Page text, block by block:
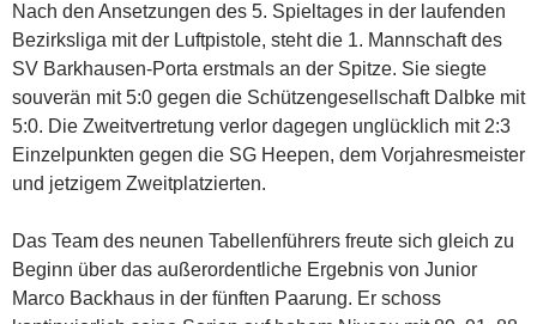
Nach den Ansetzungen des 5. Spieltages in der laufenden
Bezirksliga mit der Luftpistole, steht die 1. Mannschaft des
SV Barkhausen-Porta erstmals an der Spitze. Sie siegte
souverän mit 5:0 gegen die Schützengesellschaft Dalbke mit
5:0. Die Zweitvertretung verlor dagegen unglücklich mit 2:3
Einzelpunkten gegen die SG Heepen, dem Vorjahresmeister
und jetzigem Zweitplatzierten.
Das Team des neunen Tabellenführers freute sich gleich zu
Beginn über das außerordentliche Ergebnis von Junior
Marco Backhaus in der fünften Paarung. Er schoss